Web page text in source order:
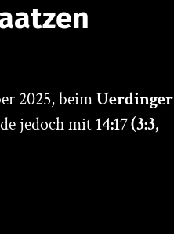
2025, beimUerdinger
jedoch mit 14:17 (3:3,